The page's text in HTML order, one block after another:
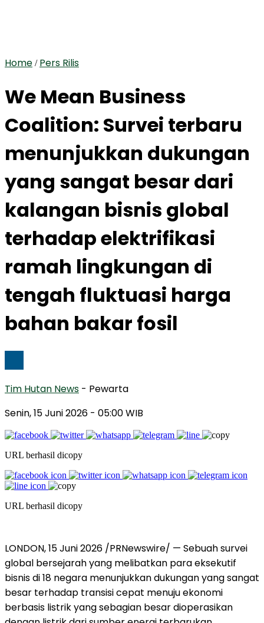
Home / Pers Rilis
We Mean Business
Coalition: Survei terbaru
menunjukkan dukungan
yang sangat besar dari
kalangan bisnis global
terhadap elektrifikasi
ramah lingkungan di
tengah fluktuasi harga
bahan bakar fosil
Tim Hutan News - Pewarta
Senin, 15 Juni 2026 - 05:00 WIB
URL berhasil dicopy
URL berhasil dicopy
LONDON,15 Juni 2026 /PRNewswire/ — Sebuah survei
global bersejarah yang melibatkan para eksekutif
bisnis di 18 negara menunjukkan dukungan yang sangat
besar terhadap transisi cepat menuju ekonomi
berbasis listrik yang sebagian besar dioperasikan